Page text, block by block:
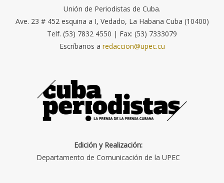
Unión de Periodistas de Cuba.
Ave. 23 # 452 esquina a I, Vedado, La Habana Cuba (10400)
Telf. (53) 7832 4550 | Fax: (53) 7333079
Escríbanos a redaccion@upec.cu
Edición y Realización:
Departamento de Comunicación de la UPEC